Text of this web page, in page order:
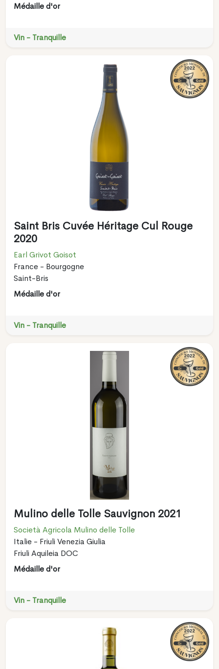
Médaille d'or
Vin - Tranquille
Saint Bris Cuvée Héritage Cul Rouge
2020
Earl Grivot Goisot
France - Bourgogne
Saint-Bris
Médaille d'or
Vin - Tranquille
Mulino delle Tolle Sauvignon 2021
Società Agricola Mulino delle Tolle
Italie - Friuli Venezia Giulia
Friuli Aquileia DOC
Médaille d'or
Vin - Tranquille